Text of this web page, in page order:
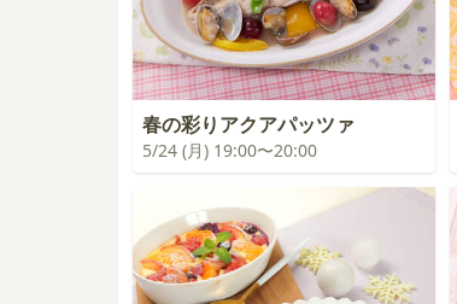
春の彩りアクアパッツァ
5/24 (月) 19:00〜20:00